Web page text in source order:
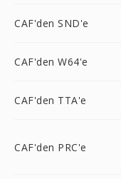
CAF'den SND'e
CAF'den W64'e
CAF'den TTA'e
CAF'den PRC'e